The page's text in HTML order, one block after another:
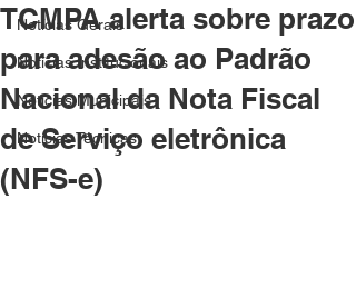
Notícias Gerais
Notícias Institucionais
Notícias Municipais
Notícias Técnicas
TCMPA alerta sobre prazo
para adesão ao Padrão
Nacional da Nota Fiscal
de Serviço eletrônica
(NFS-e)